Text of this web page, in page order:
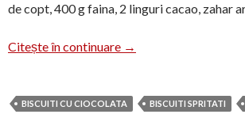
de copt, 400 g faina, 2 linguri cacao, zahar
Citește în continuare Biscuiti bicolori
→
BISCUITI CU CIOCOLATA BISCUITI SPRITATI